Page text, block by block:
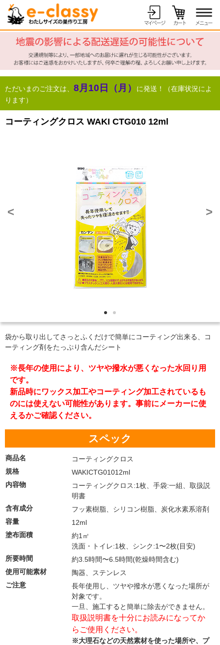
ただいまのご注文は、 8月10日（月）
に発送！（在庫状況によ
ります）
コーティングクロス WAKI CTG010 12ml
< >
袋から取り出してさっとふくだけで簡単にコーティング出来る、コ
ーティング剤をたっぷり含んだシート
※長年の使用により、ツヤや撥水が悪くなった水回り用
です。
新品時にワックス加工やコーティング加工されているも
のには使えない可能性があります。事前にメーカーに使
えるかご確認ください。
スペック
商品名
コーティングクロス
規格
WAKICTG01012ml
内容物
コーティングクロス:1枚、手袋:一組、取扱説
明書
含有成分
フッ素樹脂、シリコン樹脂、炭化水素系溶剤
容量
12ml
塗布面積
約1㎡
洗面・トイレ:1枚、シンク:1〜2枚(目安)
所要時間
約3.5時間〜6.5時間(乾燥時間含む)
使用可能素材
陶器、ステンレス
ご注意
長年使用し、ツヤや撥水が悪くなった場所が
対象です。
一旦、施工すると簡単に除去ができません。
取扱説明書を十分にお読みになってか
らご使用ください。
※大理石などの天然素材を使った場所や、プ